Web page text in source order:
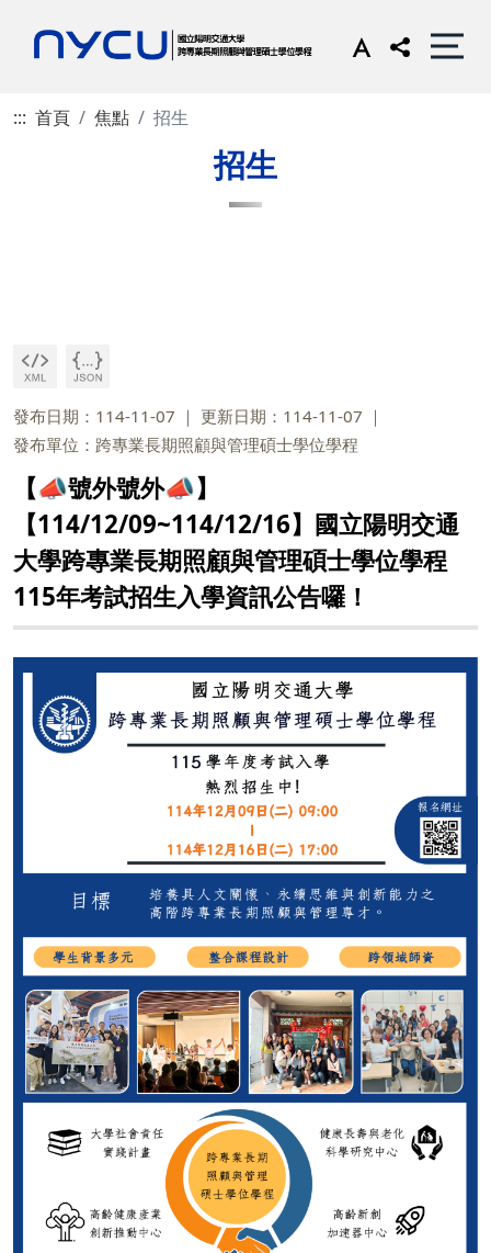
::: 首頁 焦點 招生
招生
發布日期：114-11-07
更新日期：114-11-07
發布單位：跨專業長期照顧與管理碩士學位學程
【📣號外號外📣】
【114/12/09~114/12/16】國立陽明交通
大學跨專業長期照顧與管理碩士學位學程
115年考試招生入學資訊公告囉！